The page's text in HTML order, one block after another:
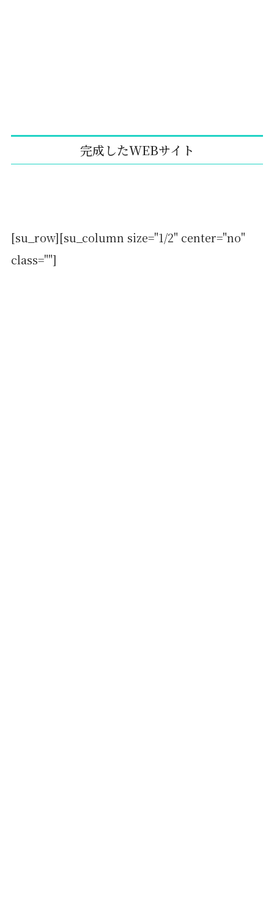
完成したWEBサイト
[su_row][su_column size="1/2" center="no"
class=""]